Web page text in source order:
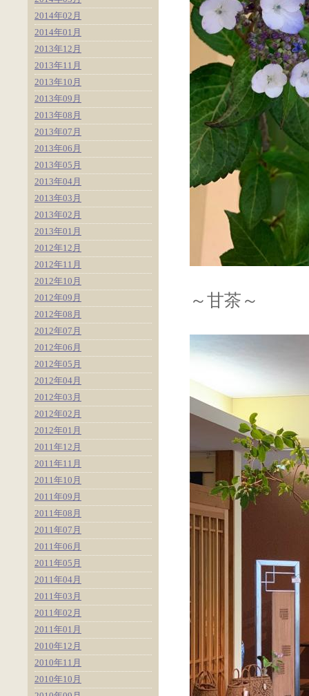
～甘茶～
2014年02月
2014年01月
2013年12月
2013年11月
2013年10月
2013年09月
2013年08月
2013年07月
2013年06月
2013年05月
2013年04月
2013年03月
2013年02月
2013年01月
2012年12月
2012年11月
2012年10月
2012年09月
2012年08月
2012年07月
2012年06月
2012年05月
2012年04月
2012年03月
2012年02月
2012年01月
2011年12月
2011年11月
2011年10月
2011年09月
2011年08月
2011年07月
2011年06月
2011年05月
2011年04月
2011年03月
2011年02月
2011年01月
2010年12月
2010年11月
2010年10月